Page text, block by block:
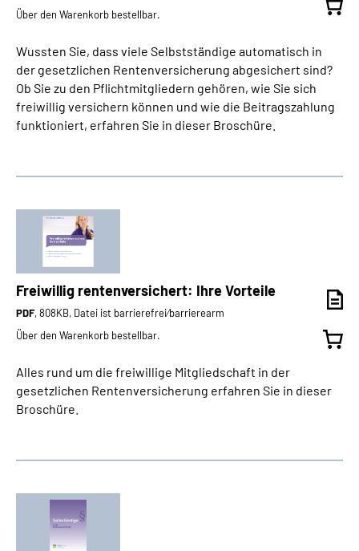
Über den Warenkorb bestellbar.
Wussten Sie, dass viele Selbstständige automatisch in
der gesetzlichen Rentenversicherung abgesichert sind?
Ob Sie zu den Pflichtmitgliedern gehören, wie Sie sich
freiwillig versichern können und wie die Beitragszahlung
funktioniert, erfahren Sie in dieser Broschüre.
Freiwillig rentenversichert: Ihre Vorteile
PDF, 808KB, Datei ist barrierefrei⁄barrierearm
Über den Warenkorb bestellbar.
Alles rund um die freiwillige Mitgliedschaft in der
gesetzlichen Rentenversicherung erfahren Sie in dieser
Broschüre.